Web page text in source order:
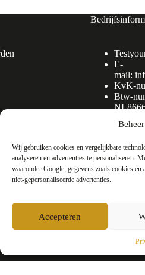
Wij gebruiken cookies en vergelijkbare
analyseren en advertenties te personaliseren.
waaronder Google, gegevens zoals cookies
niet-gepersonaliseerde advertenties.
Accepteren
E-
mail:
KvK-
Btw-